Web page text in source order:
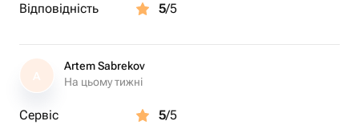
Відповідність
5/5
A
Artem Sabrekov
На цьому тижні
Сервіс 5/5